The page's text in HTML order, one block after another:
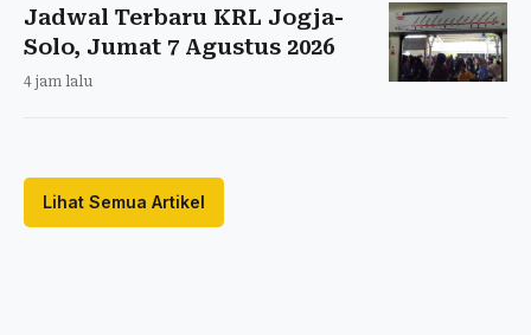
Jadwal Terbaru KRL Jogja-
Solo, Jumat 7 Agustus 2026
4 jam lalu
Lihat Semua Artikel